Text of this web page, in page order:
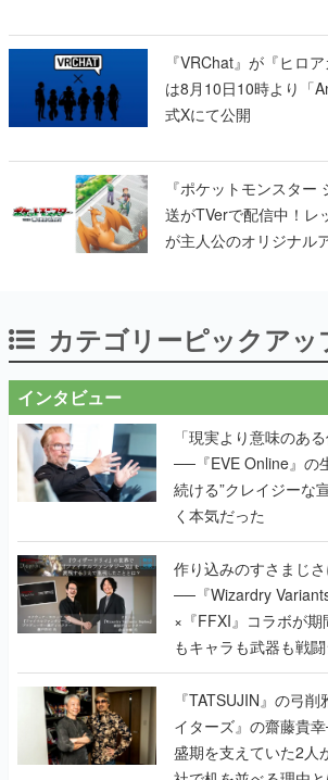
『VRChat』が『ヒロ
は8月10日10時より「
式Xにて公開
『ポケットモンスタ
送がTVerで配信中！レ
が主人公のオリジナル
カテゴリーピックアッ
インタビュー
「現実より意味のあ
──『EVE Online』の
続ける”クレイジーな
く本気だった
作り込みのすさまじ
──『Wizardry
×『FFXI』コラボが
もキャラも武器も戦
で作り込まれた理由
く
『TATSUJIN』の弓
イターズ』の齋藤貴
盛期を支えていた2人